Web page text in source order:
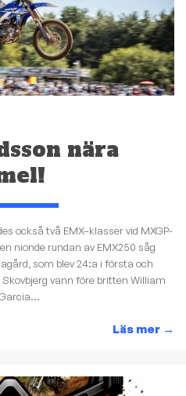
nära
också två EMX–klasser vid MXGP-
nionde rundan av EMX250 såg
som blev 24:a i första och
vann före britten William
Läs mer →